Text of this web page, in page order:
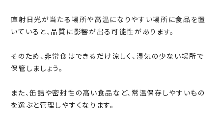
直射日光が当たる場所や高温になりやすい場所に食品を置
いていると、品質に影響が出る可能性があります。
そのため、非常食はできるだけ涼しく、湿気の少ない場所で
保管しましょう。
また、缶詰や密封性の高い食品など、常温保存しやすいもの
を選ぶと管理しやすくなります。